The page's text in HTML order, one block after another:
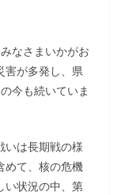
なさまいかがお
害が多発し、県
今も続いていま
いは長期戦の様
めて、核の危機
い状況の中、第